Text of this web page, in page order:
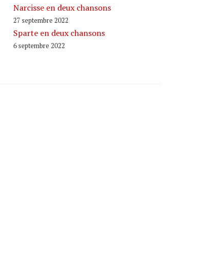
Narcisse en deux chansons
27 septembre 2022
Sparte en deux chansons
6 septembre 2022